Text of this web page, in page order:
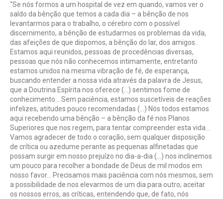
“Se nós formos a um hospital de vez em quando, vamos ver o
saldo da bênção que temos a cada dia – a bênção de nos
levantarmos para o trabalho, o cérebro com o possível
discernimento, a bênção de estudarmos os problemas da vida,
das afeições de que dispomos, a bênção do lar, dos amigos..
Estamos aqui reunidos, pessoas de procedências diversas,
pessoas que nós não conhecemos intimamente, entretanto
estamos unidos na mesma vibração de fé, de esperança,
buscando entender a nossa vida através da palavra de Jesus,
que a Doutrina Espírita nos oferece (…) sentimos fome de
conhecimento… Sem paciência, estamos suscetíveis de reações
infelizes, atitudes pouco recomendadas (…) Nós todos estamos
aqui recebendo uma bênção – a bênção da fé nos Planos
Superiores que nos regem, para tentar compreender esta vida…
Vamos agradecer de todo o coração, sem qualquer disposição
de crítica ou azedume perante as pequenas alfinetadas que
possam surgir em nosso prejuízo no dia-a-dia (…) nos inclinemos
um pouco para recolher a bondade de Deus de mil modos em
nosso favor… Precisamos mais paciência com nós mesmos, sem
a possibilidade de nos elevarmos de um dia para outro; aceitar
os nossos erros, as críticas, entendendo que, de fato, nós